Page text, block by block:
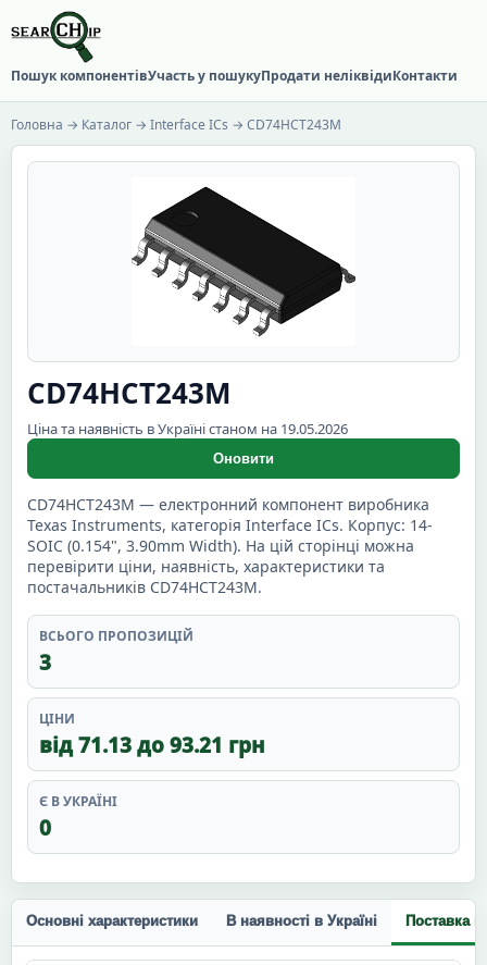
Пошук компонентівУчасть у пошукуПродати неліквідиКонтакти
Головна → Каталог → Interface ICs → CD74HCT243M
CD74HCT243M
Ціна та наявність в Україні станом на 19.05.2026
Оновити
CD74HCT243M — електронний компонент виробника
Texas Instruments, категорія Interface ICs. Корпус: 14-
SOIC (0.154", 3.90mm Width). На цій сторінці можна
перевірити ціни, наявність, характеристики та
постачальників CD74HCT243M.
ВСЬОГО ПРОПОЗИЦІЙ
3
ЦІНИ
від 71.13 до 93.21 грн
Є В УКРАЇНІ
0
Основні характеристики В наявності в Україні Поставка